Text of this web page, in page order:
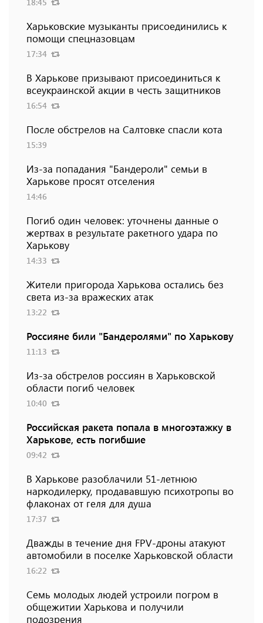
Харьковские музыканты присоединились к
помощи спецназовцам
17:34
В Харькове призывают присоединиться к
всеукраинской акции в честь защитников
16:54
После обстрелов на Салтовке спасли кота
15:39
Из-за попадания "Бандероли" семьи в
Харькове просят отселения
14:46
Погиб один человек: уточнены данные о
жертвах в результате ракетного удара по
Харькову
14:33
Жители пригорода Харькова остались без
света из-за вражеских атак
13:22
Россияне били "Бандеролями" по Харькову
11:13
Из-за обстрелов россиян в Харьковской
области погиб человек
10:40
Российская ракета попала в многоэтажку в
Харькове, есть погибшие
09:42
В Харькове разоблачили 51-летнюю
наркодилерку, продававшую психотропы во
флаконах от геля для душа
17:37
Дважды в течение дня FPV-дроны атакуют
автомобили в поселке Харьковской области
16:22
Семь молодых людей устроили погром в
общежитии Харькова и получили
подозрения